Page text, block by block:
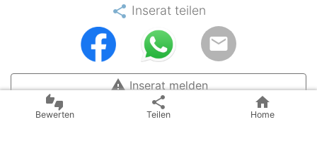
share Inserat teilen
email
warning Inserat melden
BillyRiderAD-ID: 165210
thumbs_up_down
Bewerten
share
Teilen
home
Home